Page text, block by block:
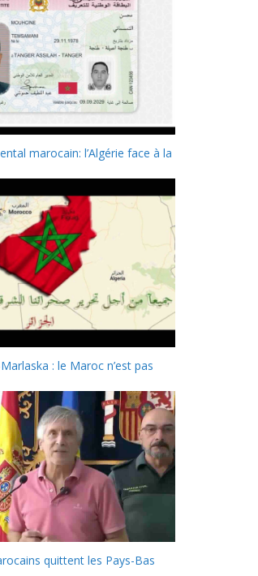
marocain: l’Algérie face à la
: le Maroc n’est pas
quittent les Pays-Bas